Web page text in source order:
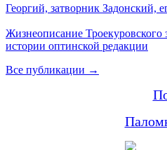
Георгий, затворник Задонский,
Жизнеописание
истории оптинской редакции
Все публикации →